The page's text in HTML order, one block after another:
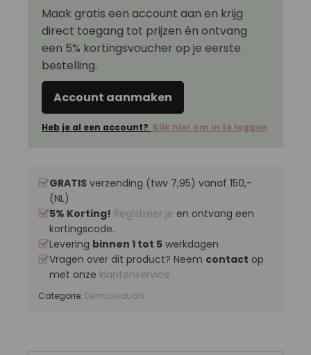
Maak gratis een account aan en krijg
direct toegang tot prijzen én ontvang
een 5% kortingsvoucher op je eerste
bestelling.
Account aanmaken
Heb je al een account? Klik hier om in te loggen
GRATIS verzending (twv 7,95) vanaf 150,-
(NL)
5% Korting! Registreer je en ontvang een
kortingscode.
Levering binnen 1 tot 5 werkdagen
Vragen over dit product? Neem contact op
met onze klantenservice
Categorie: Dermaviduals